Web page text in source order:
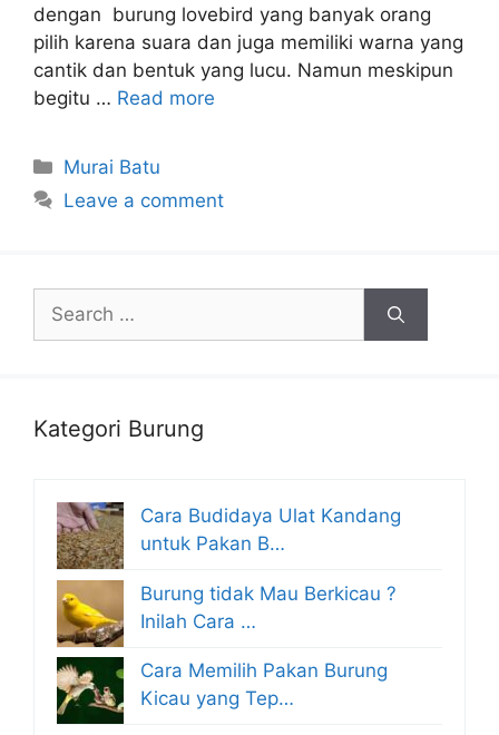
dengan burung lovebird yang banyak orang
pilih karena suara dan juga memiliki warna yang
cantik dan bentuk yang lucu. Namun meskipun
begitu … Read more
Categories
Murai Batu
Leave a comment
Search
for:
Kategori Burung
Cara Budidaya Ulat Kandang
untuk Pakan B…
Burung tidak Mau Berkicau ?
Inilah Cara …
Cara Memilih Pakan Burung
Kicau yang Tep…